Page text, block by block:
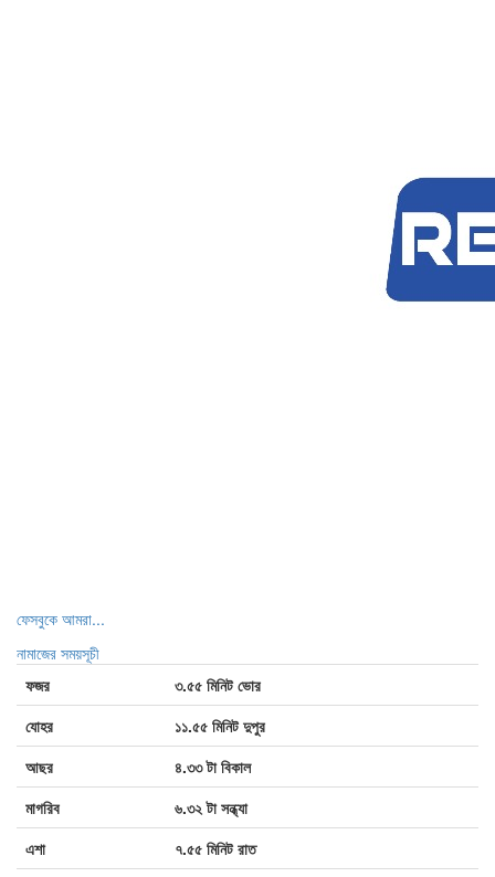
ফেসবুকে আমরা...
নামাজের সময়সূচী
ফজর
৩.৫৫ মিনিট ভোর
যোহর
১১.৫৫ মিনিট দুপুর
আছর
৪.৩৩ টা বিকাল
মাগরিব
৬.৩২ টা সন্ধ্যা
এশা
৭.৫৫ মিনিট রাত